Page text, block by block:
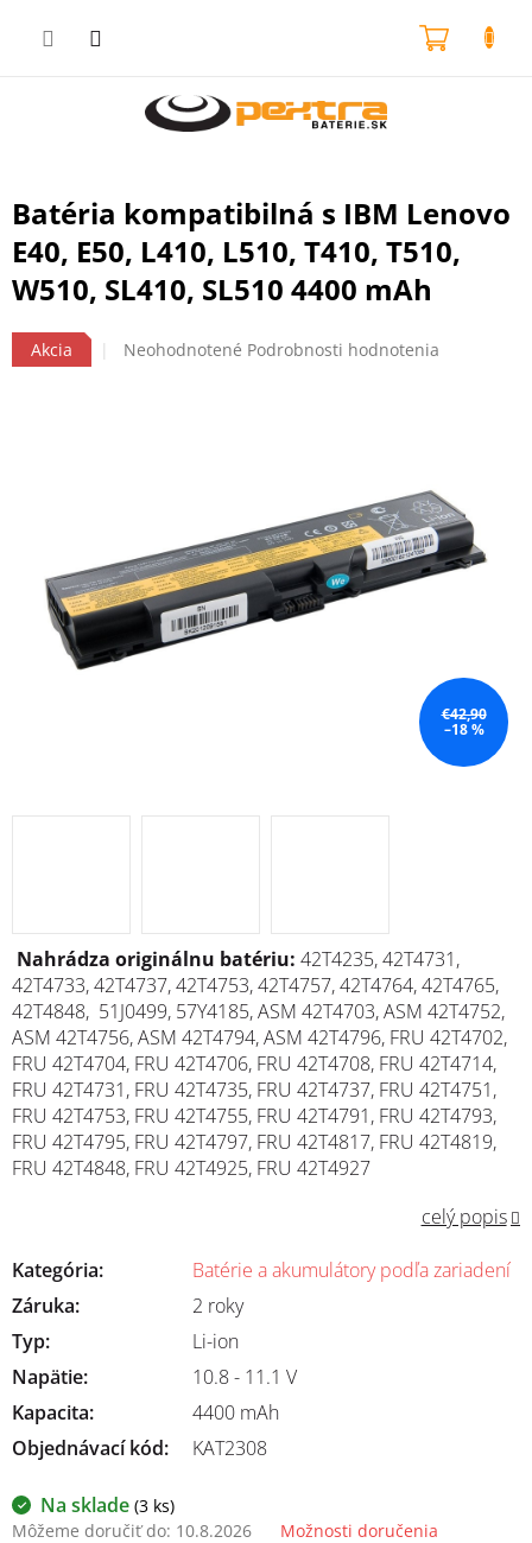
Batéria kompatibilná s IBM Lenovo
E40, E50, L410, L510, T410, T510,
W510, SL410, SL510 4400 mAh
Akcia
Priemerné
Neohodnotené Podrobnosti hodnotenia
€42,90
–18 %
Na sklade (3 ks)
Môžeme doručiť do: 10.8.2026 Možnosti doručenia
Nahrádza originálnu batériu: 42T4235, 42T4731,
42T4733, 42T4737, 42T4753, 42T4757, 42T4764, 42T4765,
42T4848, 51J0499, 57Y4185, ASM 42T4703, ASM 42T4752,
ASM 42T4756, ASM 42T4794, ASM 42T4796, FRU 42T4702,
FRU 42T4704, FRU 42T4706, FRU 42T4708, FRU 42T4714,
FRU 42T4731, FRU 42T4735, FRU 42T4737, FRU 42T4751,
FRU 42T4753, FRU 42T4755, FRU 42T4791, FRU 42T4793,
FRU 42T4795, FRU 42T4797, FRU 42T4817, FRU 42T4819,
FRU 42T4848, FRU 42T4925, FRU 42T4927
celý popis
Kategória:
Batérie a akumulátory podľa zariadení
Záruka:
2 roky
Typ:
Li-ion
Napätie:
10.8 - 11.1 V
Kapacita:
4400 mAh
Objednávací kód:
KAT2308